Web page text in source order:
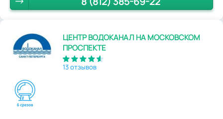
ЦЕНТР ВОДОКАНАЛ НА МОСКОВСКОМ
ПРОСПЕКТЕ
13 отзывов